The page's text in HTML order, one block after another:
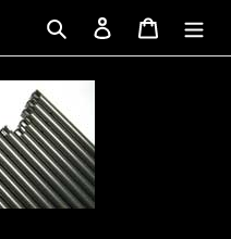
検索 ログインカート